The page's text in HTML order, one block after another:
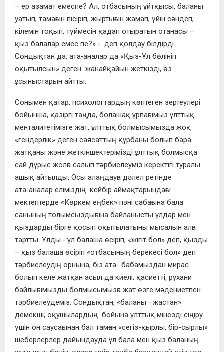
– ер азамат емеспе? Ал, отбасының ұйтқысы, баланы
уатып, тамағын пісіріп, жыртығын жамап, үйін сәндеп,
кілемін тоқып, түймесін қадап отыратын отанасы –
қыз балалар емес пе?» ‑ деп қолдау білдірді.
Сондықтан да, ата‑аналар да «Қыз-Ұл бөлініп
оқытылсын» деген жанайқайын жеткізді, өз
ұсыныстарын айтты.
Сонымен қатар, психологтардың көптеген зертеулері
бойынша, қазіргі таңда, болашақ ұрпағымыз ұлттық
менталитетімізге жат, ұлттық болмысымызда жоқ
«гендерлік» деген саясаттың құрбаны болып бара
жатқаны және жеткіншектерімізді ұлттық болмысқа
сай дұрыс жолға салып тәрбиелеуміз керектігі туралы
ашық айтылды. Осы алаңдауға дәлел ретінде
ата‑аналар еліміздің кейбір аймақтарындағы
мектептерде «Көркем еңбек» пәні сабағына бала
санының толымсыздығына байланысты ұлдар мен
қыздарды бірге қосып оқытылатыны мысалын алға
тартты. Ұлды ‑ ұл балаша өсіріп, «жігіт бол» деп, қызды
– қыз балаша өсіріп «отбасының берекесі бол» деп
тәрбиелеудің орнына, біз ата- бабамыздан мирас
болып келе жатқан асыл да киелі, қасиетті, рухани
байлығымызды болмысымызға жат өзге мәдениетпен
тәрбиелеудеміз. Сондықтан, «баланы –жастан»
демекші, оқушылардың бойына ұлттық мінезді сіңіру
үшін он саусағынан бал тамған «сегіз-қырлы, бір-сырлы»
шеберлерлер дайындауда ұл бала мен қыз баланың